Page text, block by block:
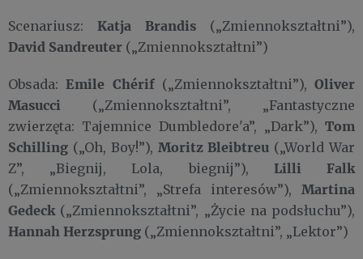
Scenariusz: Katja Brandis („Zmiennokształtni”),
David Sandreuter („Zmiennokształtni”)
Obsada:Emile Chérif(„Zmiennokształtni”), Oliver
Masucci („Zmiennokształtni”, „Fantastyczne
zwierzęta: Tajemnice Dumbledore'a”, „Dark”), Tom
Schilling („Oh, Boy!”), Moritz Bleibtreu („World War
Z”, „Biegnij, Lola, biegnij”), Lilli Falk
(„Zmiennokształtni”, „Strefa interesów”), Martina
Gedeck(„Zmiennokształtni”, „Życie na podsłuchu”),
Hannah Herzsprung („Zmiennokształtni”, „Lektor”)